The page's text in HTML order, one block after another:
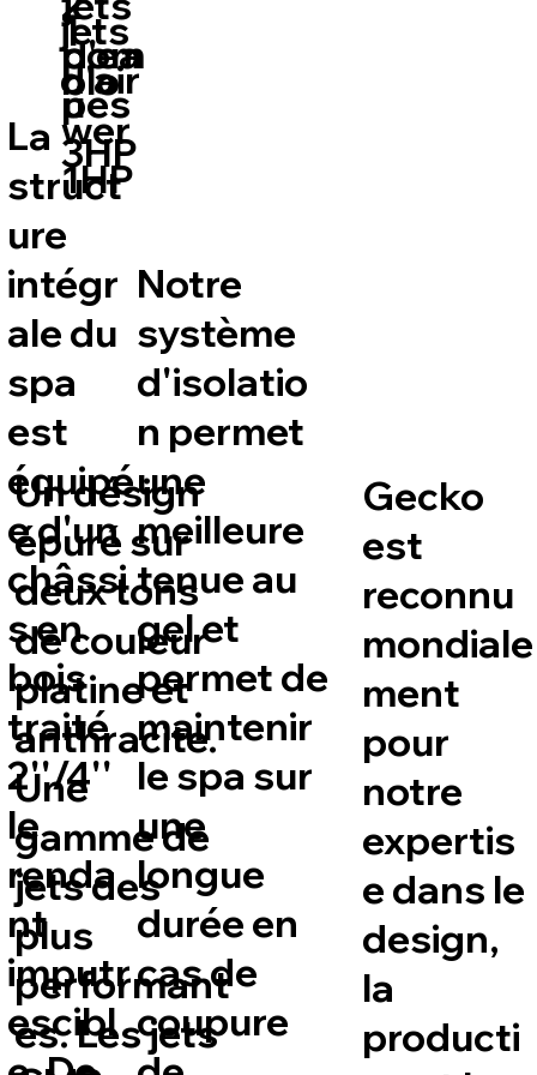
Gecko
est
reconnu
mondiale
ment
pour
notre
expertis
e dans le
design,
la
producti
La
struct
ure
intégr
ale du
spa
est
équipé
e d'un
châssi
s en
bois
traité
2''/4''
le
renda
nt
imputr
escibl
Un désign
épuré sur
deux tons
de couleur
platine et
anthracite.
Une
gamme de
jets des
plus
performant
es. Les jets
Notre
système
d'isolatio
n permet
une
meilleure
tenue au
gel et
permet de
maintenir
le spa sur
une
longue
durée en
cas de
coupure
jets
d'air
d'ea
u
pom
pes
3HP
1
blo
wer
1HP